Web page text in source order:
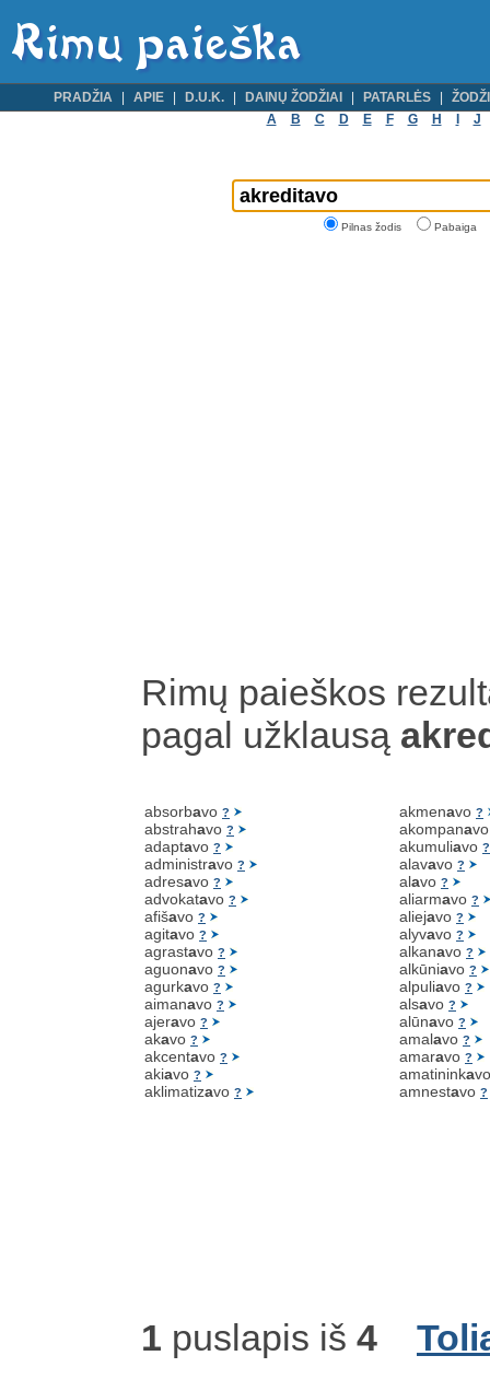
PRADŽIA APIE D.U.K. DAINŲ ŽODŽIAI PATARLĖS
A
B C D E F G H J
Pilnas žodis Pabaiga
Rimų paieškos
pagal užklausą
absorbavo ?
abstrahavo ?
adaptavo ?
administravo ?
adresavo ?
advokatavo ?
afišavo ?
agitavo ?
agrastavo ?
aguonavo ?
agurkavo ?
aimanavo ?
ajeravo ?
akavo ?
akcentavo ?
akiavo ?
aklimatizavo ?
akmenavo ?
akompana
akumuliavo ?
alavavo ?
alavo ?
aliarmavo ?
aliejavo ?
alyvavo ?
alkanavo ?
alkūniavo ?
alpuliavo ?
alsavo ?
alūnavo ?
amalavo ?
amaravo ?
amatininka
amnestavo ?
1 puslapis iš 4